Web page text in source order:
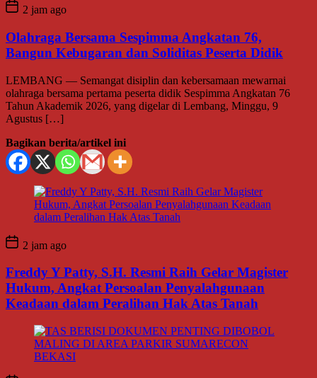
2 jam ago
Olahraga Bersama Sespimma Angkatan 76,
Bangun Kebugaran dan Soliditas Peserta Didik
LEMBANG — Semangat disiplin dan kebersamaan mewarnai
olahraga bersama pertama peserta didik Sespimma Angkatan 76
Tahun Akademik 2026, yang digelar di Lembang, Minggu, 9
Agustus […]
Bagikan berita/artikel ini
2 jam ago
Freddy Y Patty, S.H. Resmi Raih Gelar Magister
Hukum, Angkat Persoalan Penyalahgunaan
Keadaan dalam Peralihan Hak Atas Tanah